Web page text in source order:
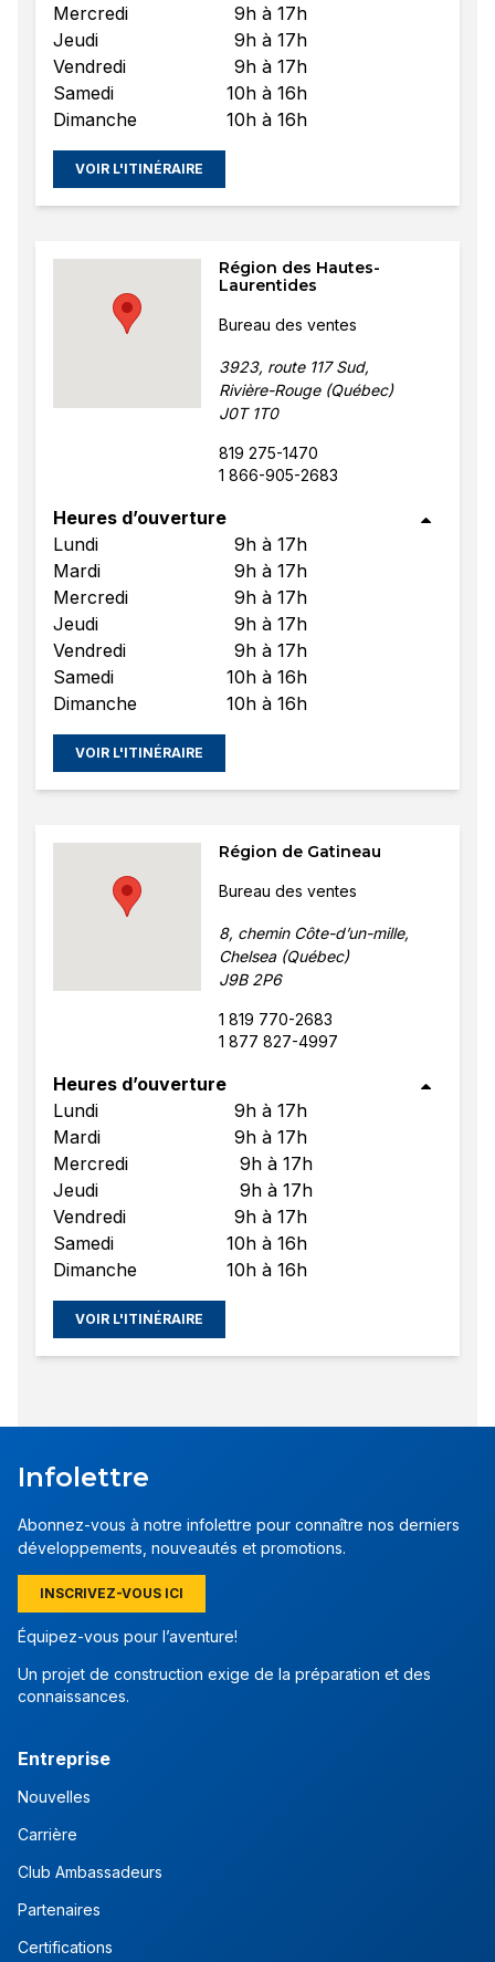
Mercredi
9h à 17h
Jeudi
9h à 17h
Vendredi
9h à 17h
Samedi
10h à 16h
Dimanche
10h à 16h
VOIR L'ITINÉRAIRE
Région des Hautes-
Laurentides
Bureau des ventes
3923, route 117 Sud,
Rivière-Rouge (Québec)
J0T 1T0
819 275-1470
1 866-905-2683
Heures d’ouverture
Lundi
9h à 17h
Mardi
9h à 17h
Mercredi
9h à 17h
Jeudi
9h à 17h
Vendredi
9h à 17h
Samedi
10h à 16h
Dimanche
10h à 16h
VOIR L'ITINÉRAIRE
Région de Gatineau
Bureau des ventes
8, chemin Côte-d’un-mille,
Chelsea (Québec)
J9B 2P6
1 819 770-2683
1 877 827-4997
Heures d’ouverture
Lundi
9h à 17h
Mardi
9h à 17h
Mercredi
9h à 17h
Jeudi
9h à 17h
Vendredi
9h à 17h
Samedi
10h à 16h
Dimanche
10h à 16h
VOIR L'ITINÉRAIRE
Infolettre
Abonnez-vous à notre infolettre pour connaître nos derniers
développements, nouveautés et promotions.
INSCRIVEZ-VOUS ICI
Équipez-vous pour l’aventure!
Un projet de construction exige de la préparation et des
connaissances.
Entreprise
Nouvelles
Carrière
Club Ambassadeurs
Partenaires
Certifications